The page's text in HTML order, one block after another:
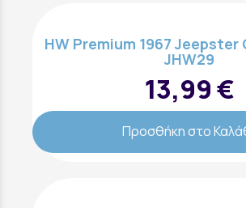
HW Premium 1967 Jeepster
JHW29
13,99 €
Προσθήκη στο